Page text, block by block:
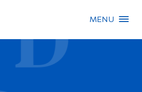
MENU
Recherche sur le site
Recherche de personnes